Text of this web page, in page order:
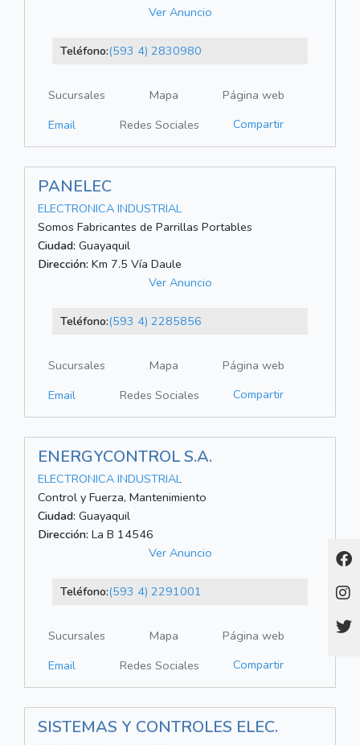
Ver Anuncio
Teléfono:(593 4) 2830980
Sucursales Mapa
Página web
Email
Redes Sociales Compartir
PANELEC
ELECTRONICA INDUSTRIAL
Somos Fabricantes de Parrillas Portables
Ciudad: Guayaquil
Dirección: Km 7.5 Vía Daule
Ver Anuncio
Teléfono:(593 4) 2285856
Sucursales Mapa
Página web
Email
Redes Sociales Compartir
ENERGYCONTROL S.A.
ELECTRONICA INDUSTRIAL
Control y Fuerza, Mantenimiento
Ciudad: Guayaquil
Dirección: La B 14546
Ver Anuncio
Teléfono:(593 4) 2291001
Sucursales Mapa
Página web
Email
Redes Sociales Compartir
SISTEMAS Y CONTROLES ELEC.